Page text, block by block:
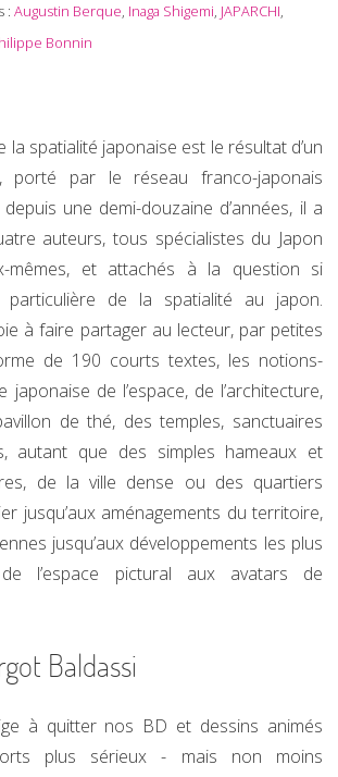
: Augustin Berque, Inaga Shigemi, JAPARCHI,
Bonnin
la spatialité japonaise est le résultat d’un
porté par le réseau franco-japonais
depuis une demi-douzaine d’années, il a
auteurs, tous spécialistes du Japon
mêmes, et attachés à la question si
de la spatialité au japon.
à faire partager au lecteur, par petites
de 190 courts textes, les notions-
japonaise de l’espace, de l’architecture,
de thé, des temples, sanctuaires
autant que des simples hameaux et
de la ville dense ou des quartiers
jusqu’aux aménagements du territoire,
jusqu’aux développements les plus
de l’espace pictural aux avatars de
Baldassi
à quitter nos BD et dessins animés
plus sérieux - mais non moins